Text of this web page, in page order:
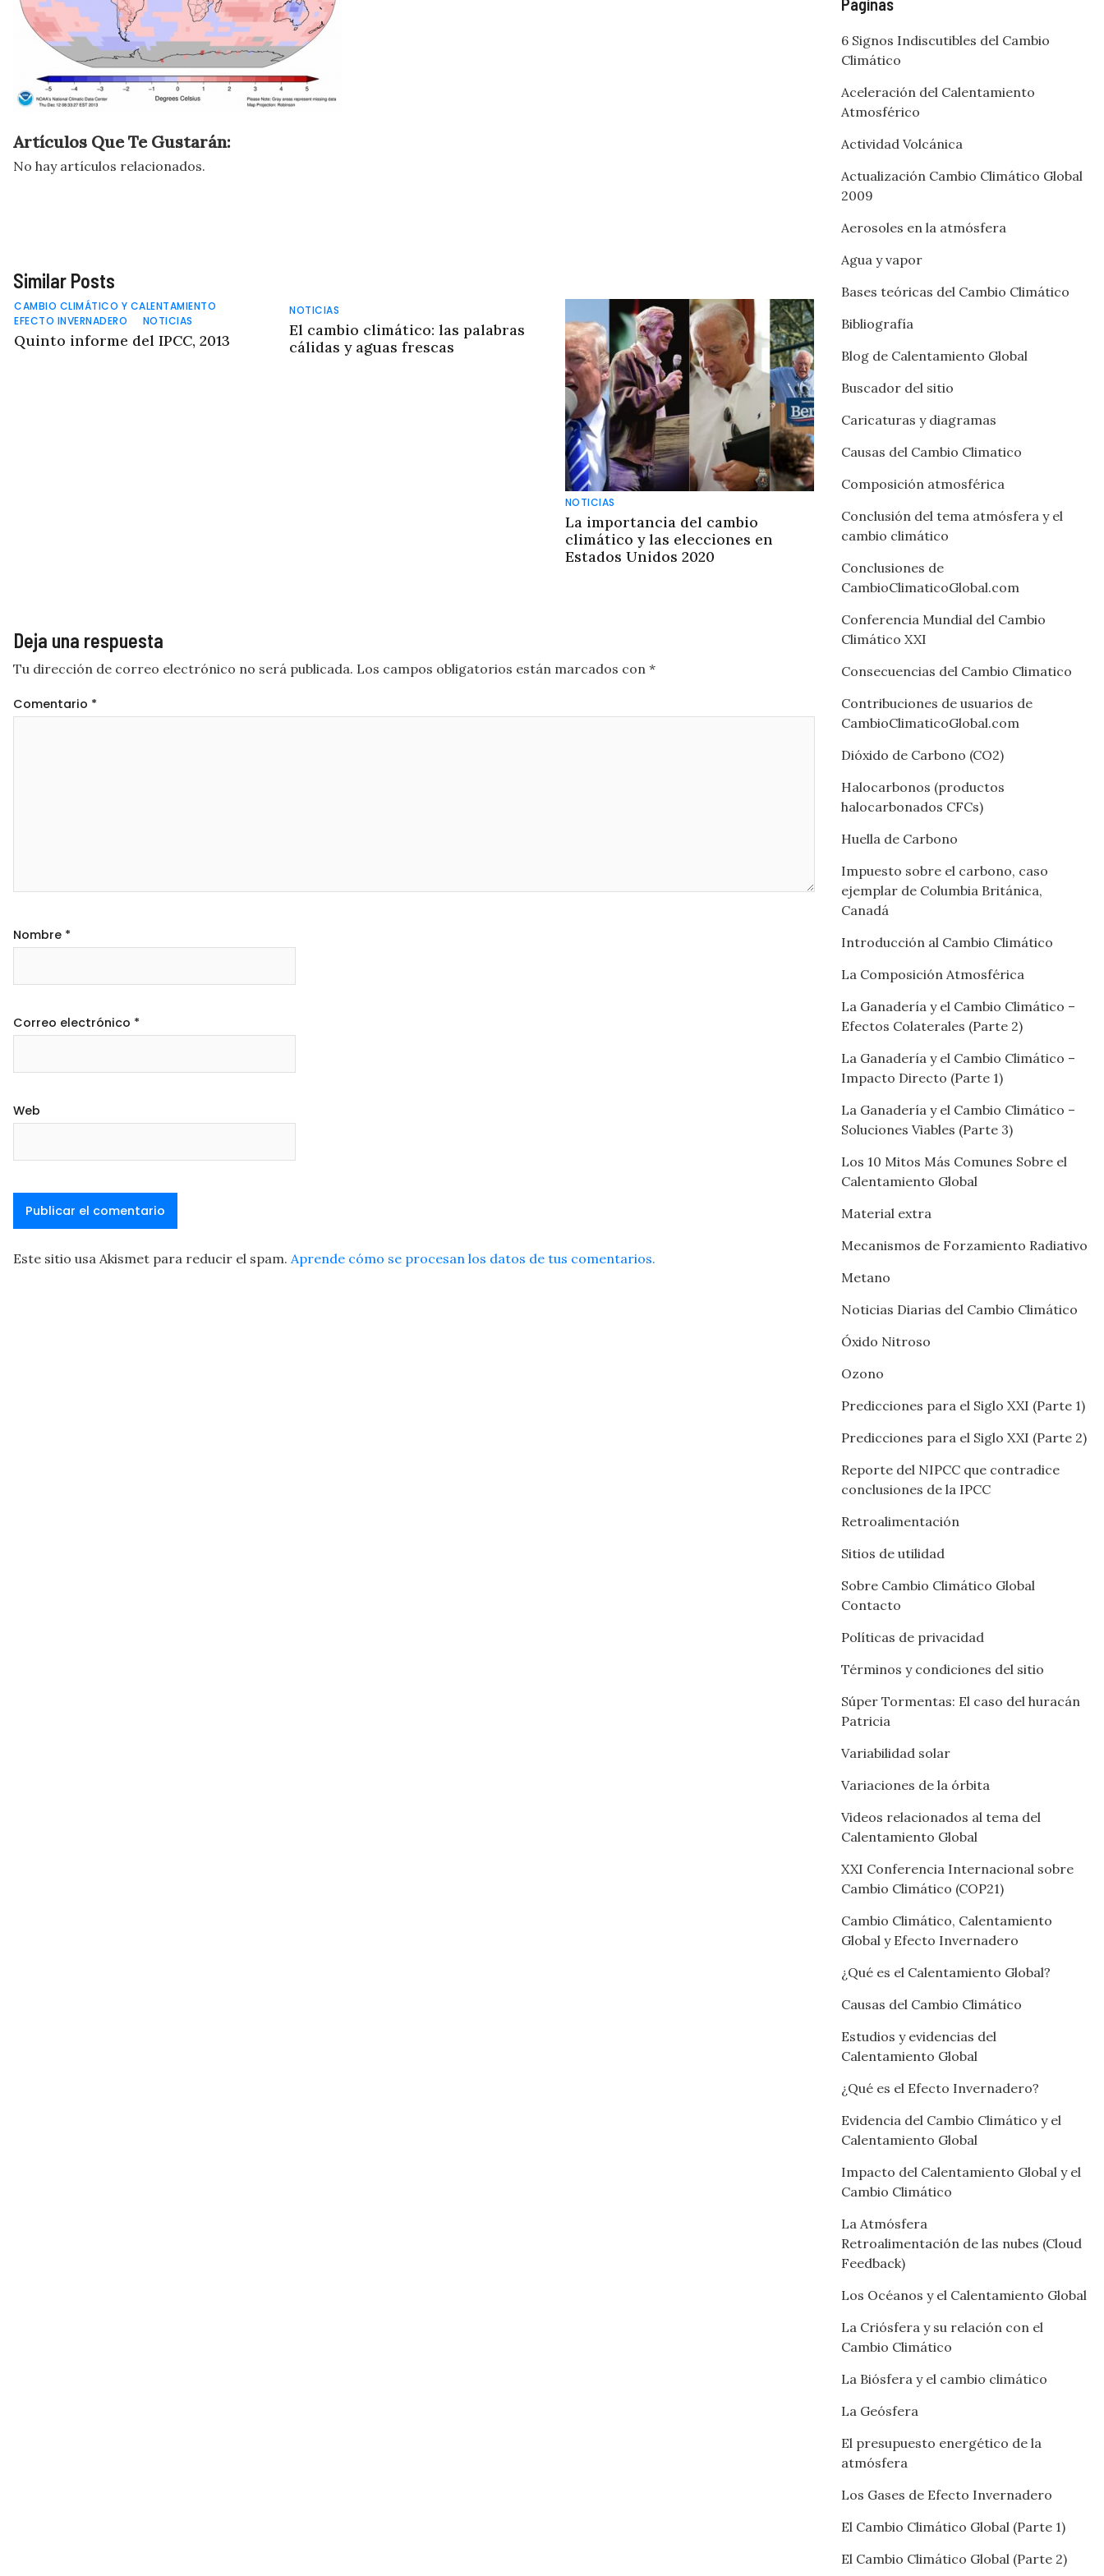
Artículos Que Te Gustarán:
No hay artículos relacionados.
Similar Posts
CAMBIO CLIMÁTICO Y CALENTAMIENTO
EFECTO INVERNADERO
NOTICIAS
Quinto informe del IPCC, 2013
NOTICIAS
El cambio climático: las palabras
cálidas y aguas frescas
NOTICIAS
La importancia del cambio
climático y las elecciones en
Estados Unidos 2020
Deja una respuesta
Tu dirección de correo electrónico no será publicada. Los campos obligatorios están marcados con *
Comentario *
Nombre *
Correo electrónico *
Web
Este sitio usa Akismet para reducir el spam. Aprende cómo se procesan los datos de tus comentarios.
Páginas
6 Signos Indiscutibles del Cambio
Climático
Aceleración del Calentamiento
Atmosférico
Actividad Volcánica
Actualización Cambio Climático Global
2009
Aerosoles en la atmósfera
Agua y vapor
Bases teóricas del Cambio Climático
Bibliografía
Blog de Calentamiento Global
Buscador del sitio
Caricaturas y diagramas
Causas del Cambio Climatico
Composición atmosférica
Conclusión del tema atmósfera y el
cambio climático
Conclusiones de
CambioClimaticoGlobal.com
Conferencia Mundial del Cambio
Climático XXI
Consecuencias del Cambio Climatico
Contribuciones de usuarios de
CambioClimaticoGlobal.com
Dióxido de Carbono (CO2)
Halocarbonos (productos
halocarbonados CFCs)
Huella de Carbono
Impuesto sobre el carbono, caso
ejemplar de Columbia Británica,
Canadá
Introducción al Cambio Climático
La Composición Atmosférica
La Ganadería y el Cambio Climático –
Efectos Colaterales (Parte 2)
La Ganadería y el Cambio Climático –
Impacto Directo (Parte 1)
La Ganadería y el Cambio Climático –
Soluciones Viables (Parte 3)
Los 10 Mitos Más Comunes Sobre el
Calentamiento Global
Material extra
Mecanismos de Forzamiento Radiativo
Metano
Noticias Diarias del Cambio Climático
Óxido Nitroso
Ozono
Predicciones para el Siglo XXI (Parte 1)
Predicciones para el Siglo XXI (Parte 2)
Reporte del NIPCC que contradice
conclusiones de la IPCC
Retroalimentación
Sitios de utilidad
Sobre Cambio Climático Global
Contacto
Políticas de privacidad
Términos y condiciones del sitio
Súper Tormentas: El caso del huracán
Patricia
Variabilidad solar
Variaciones de la órbita
Videos relacionados al tema del
Calentamiento Global
XXI Conferencia Internacional sobre
Cambio Climático (COP21)
Cambio Climático, Calentamiento
Global y Efecto Invernadero
¿Qué es el Calentamiento Global?
Causas del Cambio Climático
Estudios y evidencias del
Calentamiento Global
¿Qué es el Efecto Invernadero?
Evidencia del Cambio Climático y el
Calentamiento Global
Impacto del Calentamiento Global y el
Cambio Climático
La Atmósfera
Retroalimentación de las nubes (Cloud
Feedback)
Los Océanos y el Calentamiento Global
La Criósfera y su relación con el
Cambio Climático
La Biósfera y el cambio climático
La Geósfera
El presupuesto energético de la
atmósfera
Los Gases de Efecto Invernadero
El Cambio Climático Global (Parte 1)
El Cambio Climático Global (Parte 2)